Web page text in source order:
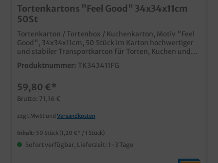
Tortenkartons "Feel Good" 34x34x11cm
50St
Tortenkarton / Tortenbox / Kuchenkarton, Motiv "Feel
Good", 34x34x11cm, 50 Stück im Karton hochwertiger
und stabiler Transportkarton für Torten, Kuchen und
Gebäck modernes und edles Neutralmotiv "Feel Good"
für den anspruchsvollen Einsatz in Kaffeehaus,
auch in Ihrem Wunschdesign bedruckbar, wenden Sie
sich einfach an unseren Kundenservice
Produktnummer: TK343411FG
59,80 €*
Brutto: 71,16 €
zzgl. MwSt und Versandkosten
Inhalt: 50 Stück (1,20 €* / 1 Stück)
Sofort verfügbar, Lieferzeit: 1-3 Tage